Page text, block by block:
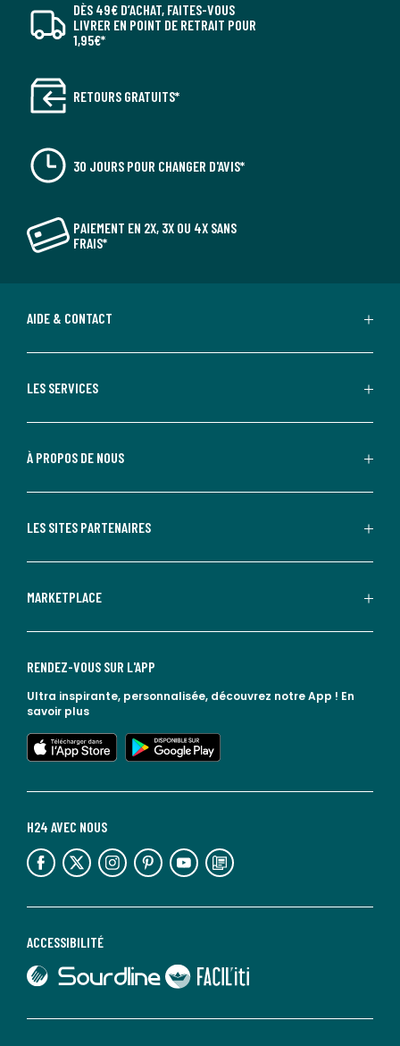
DÈS 49€ D’ACHAT, FAITES-VOUS
LIVRER EN POINT DE RETRAIT POUR
1,95€*
RETOURS GRATUITS*
30 JOURS POUR CHANGER D'AVIS*
PAIEMENT EN 2X, 3X OU 4X SANS
FRAIS*
AIDE & CONTACT
LES SERVICES
À PROPOS DE NOUS
LES SITES PARTENAIRES
MARKETPLACE
ACCESSIBILITÉ
lien vers Sourdline
lien vers Faciliti
H24 AVEC NOUS
lien vers l'espace réseaux sociaux lien vers l'espace réseaux sociaux lien vers l'espace réseaux sociaux lien vers l'espace réseaux sociaux lien vers l'espace réseaux sociaux lien vers le blog la redoute
RENDEZ-VOUS SUR L'APP
Ultra inspirante, personnalisée, découvrez notre App ! En
savoir plus
lien vers l'app store
lien vers google play